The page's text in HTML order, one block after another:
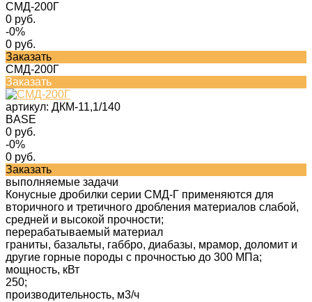
СМД-200Г
0 руб.
-0%
0 руб.
Заказать
СМД-200Г
Заказать
артикул: ДКМ-11,1/140
BASE
0 руб.
-0%
0 руб.
Заказать
выполняемые задачи
Конусные дробилки серии СМД-Г применяются для
вторичного и третичного дробления материалов слабой,
средней и высокой прочности;
перерабатываемый материал
граниты, базальты, габбро, диабазы, мрамор, доломит и
другие горные породы с прочностью до 300 МПа;
мощность, кВт
250;
производительность, м3/ч